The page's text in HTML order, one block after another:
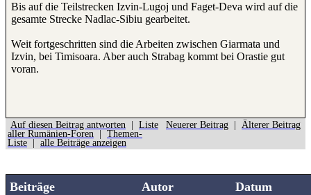
Bis auf die Teilstrecken Izvin-Lugoj und Faget-Deva wird auf die
gesamte Strecke Nadlac-Sibiu gearbeitet.
Weit fortgeschritten sind die Arbeiten zwischen Giarmata und
Izvin, bei Timisoara. Aber auch Strabag kommt bei Orastie gut
voran.
Auf diesen Beitrag antworten
Liste
aller Rumänien-Foren
Themen-
Liste
alle Beiträge anzeigen
Neuerer Beitrag Älterer Beitrag
Beiträge Autor Datum